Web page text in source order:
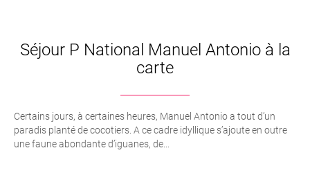
Séjour P National Manuel Antonio à la
carte
Certains jours, à certaines heures, Manuel Antonio a tout d’un
paradis planté de cocotiers. A ce cadre idyllique s’ajoute en outre
une faune abondante d’iguanes, de...